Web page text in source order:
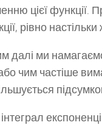
цієї функції.
рівно
далі ми
чим частіше